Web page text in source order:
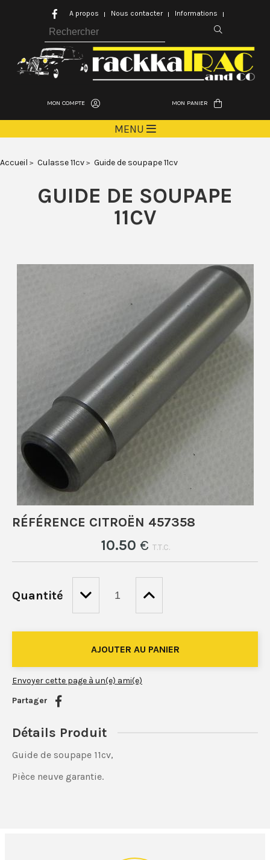
MON COMPTE MON PANIER
MENU
Accueil Culasse 11cv Guide de soupape 11cv
GUIDE DE SOUPAPE
11CV
RÉFÉRENCE CITROËN 457358
10.50 € T.T.C.
Quantité
Envoyer cette page à un(e) ami(e)
Partager
Détails Produit
Guide de soupape 11cv,
Pièce neuve garantie.
A propos Nous contacter Informations